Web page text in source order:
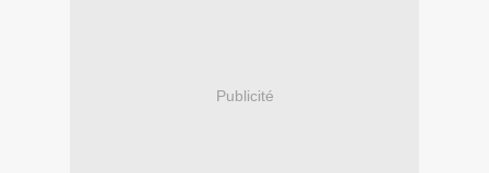
Publicité